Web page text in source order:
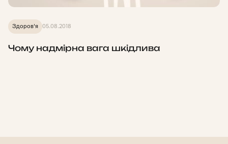
Здоров'я 05.08.2018
Чому надмірна вага шкідлива